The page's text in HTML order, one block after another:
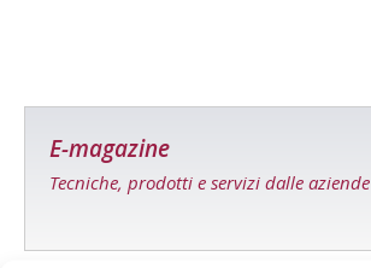
E-magazine
Tecniche, prodotti e servizi dalle aziende